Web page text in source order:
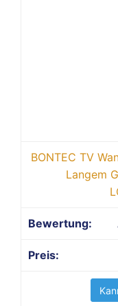
BONTEC TV
Langem